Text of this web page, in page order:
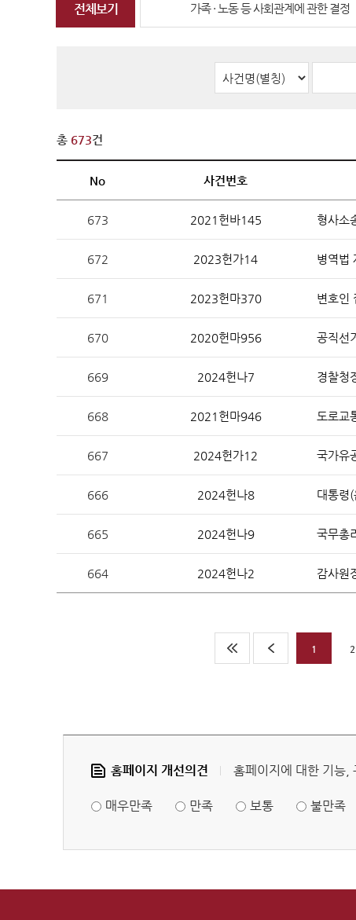
법령정
헌법재판 안내 헌법
헌법소
참여·소통 FAQ(
예산
공지사항
견학안내
신청확
전체보기 가족 · 노동 등 사회관계에 관한 결정
총 673건
No 사건번호
673 2021헌바145 형사소
672 2023헌가14
671 2023헌마370
670 2020헌마956
669 2024헌나7 경찰청
668 2021헌마946 도로교
667 2024헌가12
666 2024헌나8 대통령
665 2024헌나9 국무총
664 2024헌나2 감사원
1 2
홈페이지 개선의견 홈페이지에 대한 기능,
매우만족 만족 보통 불만족